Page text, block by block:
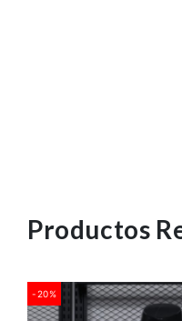
Productos
-20%